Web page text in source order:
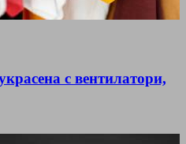
с вентилатори,